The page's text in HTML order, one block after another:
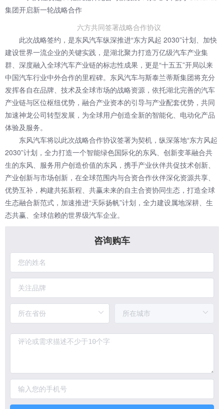
六方共同签署战略合作协议
此次战略签约，是东风汽车纵深推进“东方风起 2030”计划、加快
建设世界一流企业的关键实践，是湖北聚力打造万亿级汽车产业集
群、深度融入全球汽车产业链的标志性成果，更是“十五五”开局以来
中国汽车行业中外合作的里程碑。东风汽车与斯泰兰蒂斯集团将充分
发挥各自在品牌、技术及全球市场的战略资源，依托湖北完善的汽车
产业链与区位枢纽优势，融合产业资本的引导与产业配套优势，共同
加速神龙公司转型发展，为全球用户创造全新的智能化、电动化产品
体验及服务。
东风汽车将以此次战略合作协议签署为契机，纵深落地“东方风起
2030”计划，全力打造一个智能绿色国际化的东风、创新变革融合共
生的东风、服务用户创造价值的东风，携手产业伙伴共促技术创新、
产业创新与市场创新，在全球范围内与合资合作伙伴深化资源共享、
优势互补，构建共拓新程、共赢未来的自主合资协同生态，打造全球
生态融合新范式，加速推进“天际扬帆”计划，全力建设属地深耕、生
态共赢、全球信赖的世界级汽车企业。
咨询购车